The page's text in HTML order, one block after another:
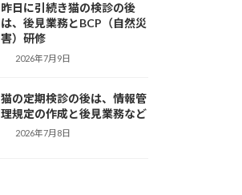
昨日に引続き猫の検診の後
は、後見業務とBCP（自然災
害）研修
2026年7月9日
猫の定期検診の後は、情報管
理規定の作成と後見業務など
2026年7月8日